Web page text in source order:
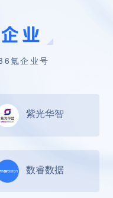
氪企业号
紫光华智
数睿数据